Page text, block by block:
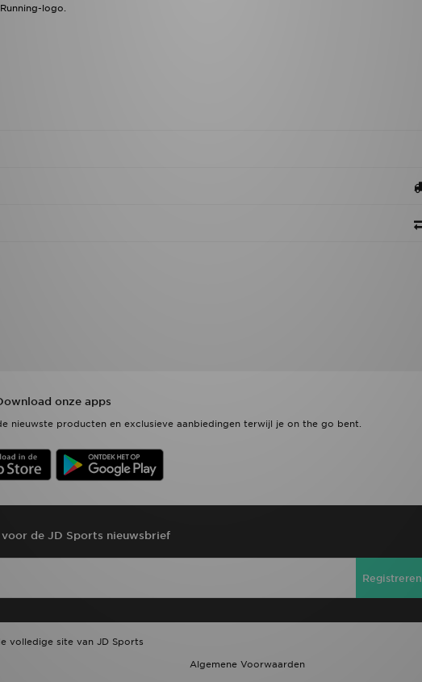
logo.
onze apps
nieuwste producten en exclusieve aanbiedingen terwijl je on the go bent.
voor de JD Sports nieuwsbrief
Registreren
volledige site van JD Sports
Algemene Voorwaarden